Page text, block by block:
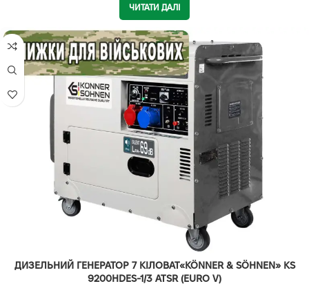
ЧИТАТИ ДАЛІ
ДИЗЕЛЬНИЙ ГЕНЕРАТОР 7 КІЛОВАТ«KÖNNER & SÖHNEN» KS
9200HDES-1/3 ATSR (EURO V)